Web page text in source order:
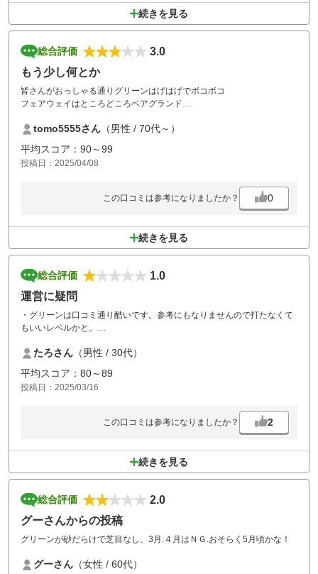
続きを見る
総合評価
3.0
もう少し何とか
皆さんがおっしゃる通りグリーンはげはげでボコボコ
フェアウェイはところどころベアグランド
tomo5555さん （男性 / 70代～）
平均スコア：90～99
投稿日：2025/04/08
この口コミは参考になりましたか？ 0
続きを見る
総合評価
1.0
運営に疑問
・グリーンは口コミ通り酷いです。参考にもなりませんので打たなくて
もいいレベルかと。
せんが、マーシャルを回して欲しい旨連絡入れても対応いただけない点
は、運営としていかがなものかと思いました。
5千円～7千円程度なら妥当かなと思いますが、１万超えてこのレベルは
たろさん （男性 / 30代）
平均スコア：80～89
投稿日：2025/03/16
この口コミは参考になりましたか？ 2
続きを見る
総合評価
2.0
グーさんからの投稿
グリーンが砂だらけで芝目なし、3月.４月はＮＧ.おそらく5月頃かな！
グーさん （女性 / 60代）